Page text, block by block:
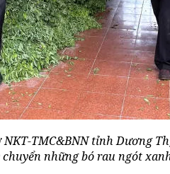
TMC&BNN tỉnh Dương
những bó rau ngót